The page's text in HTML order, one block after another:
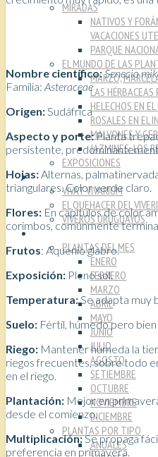
MIRADAS
NATIVOS Y
VACACIONES
PARQUE
EL MUNDO DE LAS
MARZO,
LAS
HELECHOS EN
ROSALES EN EL
MALVONES Y
JAZMINES: LOS
EXPOSICIONES
VIVEROS
VIVAT VIVARIUM
EL QUEHACER DEL
VIVEROS URUGUAYOS
PLANTAS
PLANTAS DEL MES
ENERO
FEBRERO
MARZO
ABRIL
MAYO
JUNIO
JULIO
AGOSTO
SETIEMBRE
OCTUBRE
NOVIEMBRE
DICIEMBRE
PLANTAS POR TIPO
ANUALES
Nombre científico:Senecio
Familia: Asteraceae
Origen:Sudáfrica
Aspecto y porte:Planta
persistente,
Hojas:Alternas,
triangulares. Color verde claro.
Flores: En capítulos de color
corimbos, comúnmente
Frutos: Aquenio glabro.
Exposición: Pleno sol.
Temperatura:Se adapta muy
Suelo: Fértil, húmedo pero
Riego: Mantener húmeda la
riegos frecuentes, sobre todo
en el riego.
Plantación: Mejor en
desde el comienzo.
Multiplicación:Se propaga
preferencia en primavera.